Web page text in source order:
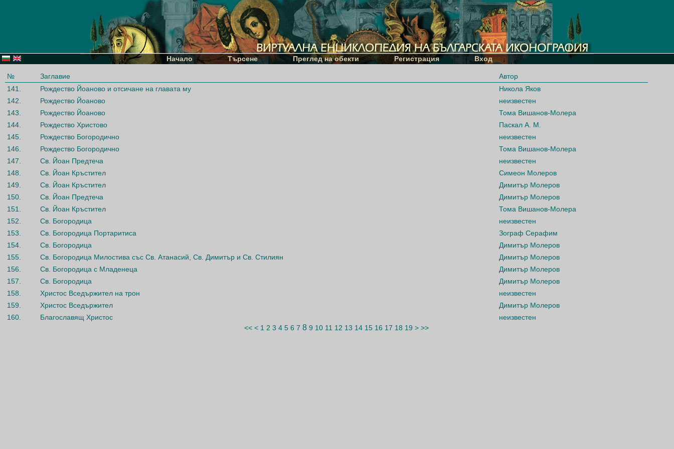
Начало Търсене Преглед на обекти Регистрация Вход
№ Заглавие
Автор
141.
Рождество Йоаново и отсичане на главата му
Никола Яков
142.
Рождество Йоаново
неизвестен
143.
Рождество Йоаново
Тома Вишанов-Молера
144.
Рождество Христово
Паскал А. М.
145.
Рождество Богородично
неизвестен
146.
Рождество Богородично
Тома Вишанов-Молера
147.
Св. Йоан Предтеча
неизвестен
148.
Св. Йоан Кръстител
Симеон Молеров
149.
Св. Йоан Кръстител
Димитър Молеров
150.
Св. Йоан Предтеча
Димитър Молеров
151.
Св. Йоан Кръстител
Тома Вишанов-Молера
152.
Св. Богородица
неизвестен
153.
Св. Богородица Портаритиса
Зограф Серафим
154.
Св. Богородица
Димитър Молеров
155.
Св. Богородица Милостива със Св. Атанасий, Св. Димитър и Св. Стилиян
Димитър Молеров
156.
Св. Богородица с Младенеца
Димитър Молеров
157.
Св. Богородица
Димитър Молеров
158.
Христос Вседържител на трон
неизвестен
159.
Христос Вседържител
Димитър Молеров
160.
Благославящ Христос
неизвестен
<< < 1 2 3 4 5 6 7 8 9 10 11 12 13 14 15 16 17 18 19 > >>